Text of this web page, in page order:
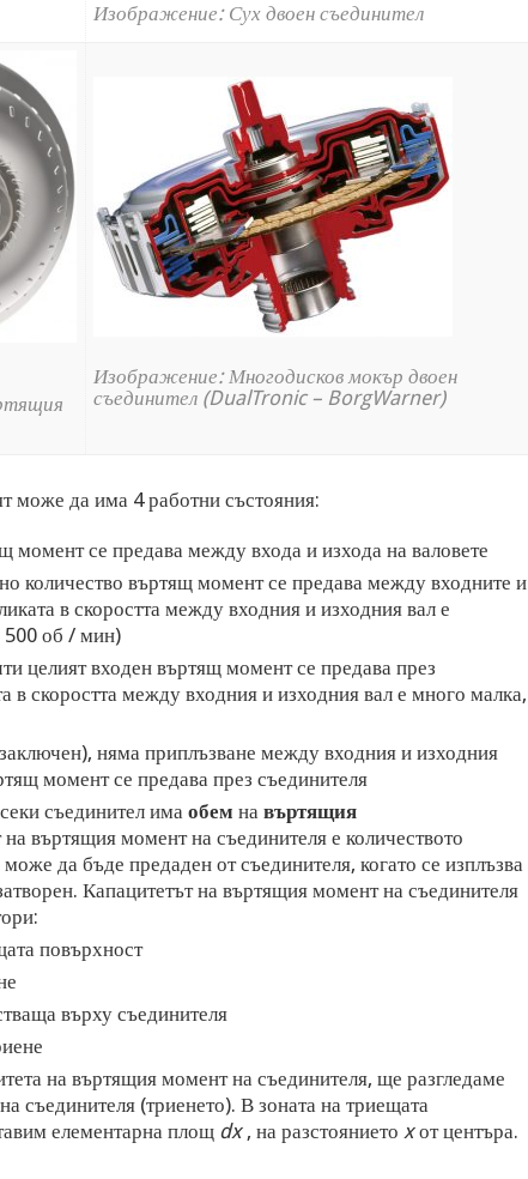
Изображение: Сух двоен съединител
Изображение: Многодисков мокър двоен
съединител (DualTronic – BorgWarner)
може да има 4 работни състояния:
момент се предава между входа и изхода на валовете
количество въртящ момент се предава между входните и
в скоростта между входния и изходния вал е
500 об / мин)
целият входен въртящ момент се предава през
в скоростта между входния и изходния вал е много малка,
няма приплъзване между входния и изходния
момент се предава през съединителя
съединител има обем на въртящия
въртящия момент на съединителя е количеството
да бъде предаден от съединителя, когато се изплъзва
Капацитетът на въртящия момент на съединителя
повърхност
върху съединителя
на въртящия момент на съединителя, ще разгледаме
съединителя (триенето). В зоната на триещата
елементарна площ dx, на разстоянието xот центъра.